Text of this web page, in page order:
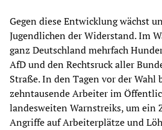
Gegen diese Entwicklung wächst
Jugendlichen der Widerstand. Im
ganz Deutschland mehrfach
AfD und den Rechtsruck aller
Straße. In den Tagen vor der Wahl
zehntausende Arbeiter im
landesweiten Warnstreiks, um ein
Angriffe auf Arbeiterplätze und